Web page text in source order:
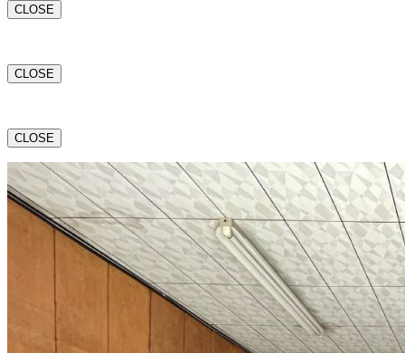
CLOSE
CLOSE
CLOSE